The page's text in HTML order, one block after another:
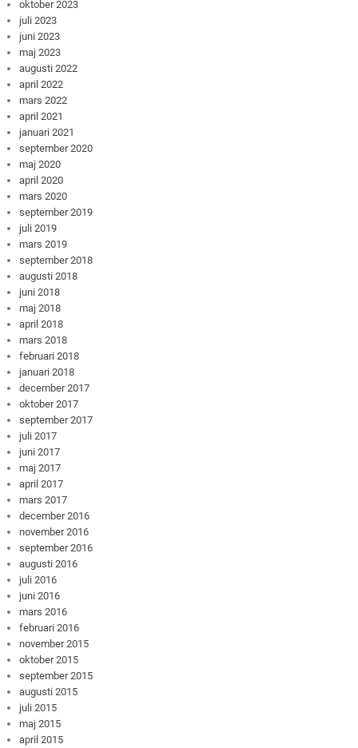
oktober 2023
juli 2023
juni 2023
maj 2023
augusti 2022
april 2022
mars 2022
april 2021
januari 2021
september 2020
maj 2020
april 2020
mars 2020
september 2019
juli 2019
mars 2019
september 2018
augusti 2018
juni 2018
maj 2018
april 2018
mars 2018
februari 2018
januari 2018
december 2017
oktober 2017
september 2017
juli 2017
juni 2017
maj 2017
april 2017
mars 2017
december 2016
november 2016
september 2016
augusti 2016
juli 2016
juni 2016
mars 2016
februari 2016
november 2015
oktober 2015
september 2015
augusti 2015
juli 2015
maj 2015
april 2015